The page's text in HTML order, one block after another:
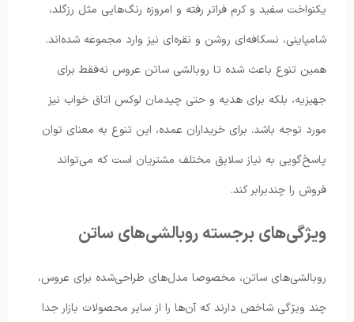
یکنواخت سفید و کرم فراتر رفته و امروزه رنگ‌هایی مثل رزگلد،
شامپاینی، نسکافه‌ای روشن و نقره‌ای نیز وارد مجموعه شده‌اند.
همین تنوع باعث شده تا روبالشی ساتن عروس نه‌فقط برای
جهیزیه، بلکه برای هدیه و حتی چیدمان لوکس اتاق خواب نیز
مورد توجه باشد. برای خریداران عمده، این تنوع به معنای توان
پاسخ‌گویی به نیاز سلایق مختلف مشتریان است که می‌تواند
فروش را چندبرابر کند.
ویژگی‌های برجسته روبالشی‌های ساتن
روبالشی‌های ساتن، مخصوصا مدل‌های طراحی‌شده برای عروس،
چند ویژگی شاخص دارند که آن‌ها را از سایر محصولات بازار جدا